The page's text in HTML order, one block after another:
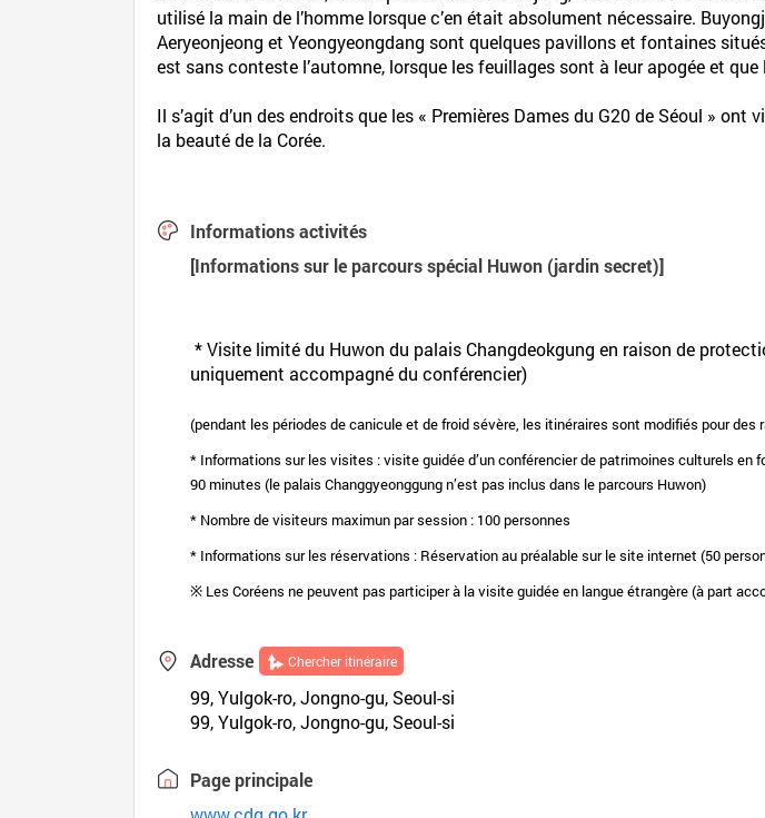
utilisé la main de l’homme lorsque c’en était absolument nécessaire.
Aeryeonjeong et Yeongyeongdang sont quelques pavillons et fontaines
est sans conteste l’automne, lorsque les feuillages sont à leur apogée et
Il s’agit d’un des endroits que les « Premières Dames du G20 de Séoul »
la beauté de la Corée.
Informations activités
[Informations sur le parcours spécial Huwon (jardin secret)]
* Visite limité du Huwon du palais Changdeokgung en raison de
uniquement accompagné du conférencier)
(pendant les périodes de canicule et de froid sévère, les itinéraires sont modifiés pour des
* Informations sur les visites : visite guidée d’un conférencier de patrimoines culturels en
90 minutes (le palais Changgyeonggung n’est pas inclus dans le parcours Huwon)
* Nombre de visiteurs maximun par session : 100 personnes
* Informations sur les réservations : Réservation au préalable sur le site internet (50
※ Les Coréens ne peuvent pas participer à la visite guidée en langue étrangère (à part
Adresse Chercher itinéraire
99, Yulgok-ro, Jongno-gu, Seoul-si
99, Yulgok-ro, Jongno-gu, Seoul-si
Page principale